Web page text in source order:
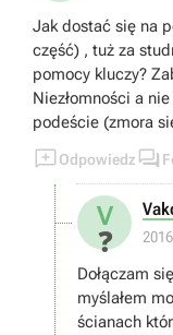
Jak dostać się na
część) , tuż za
pomocy kluczy?
Niezłomności a
podeście (zmora
Odpowiedz 
V
❓
Dołączam się do pytania , tez trochę nad tym
myślałem
ścianach